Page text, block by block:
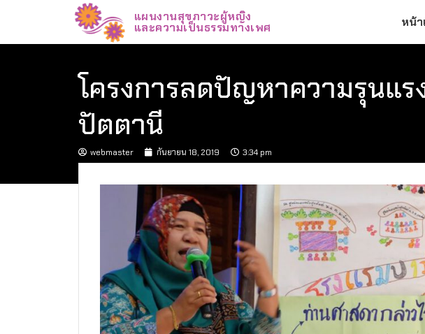
แผนงานสุขภาวะผู้หญิง
และความเป็นธรรมทางเพศ หน้า
โครงการลดปัญหาความรุนแ
ปัตตานี
webmaster กันยายน 18, 2019 3:34 pm